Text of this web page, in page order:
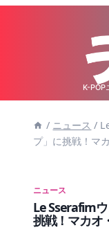
K-POP
/ ニュース /
プ」に挑戦！マ
ニュース
Le Sserafim
挑戦！マカオ